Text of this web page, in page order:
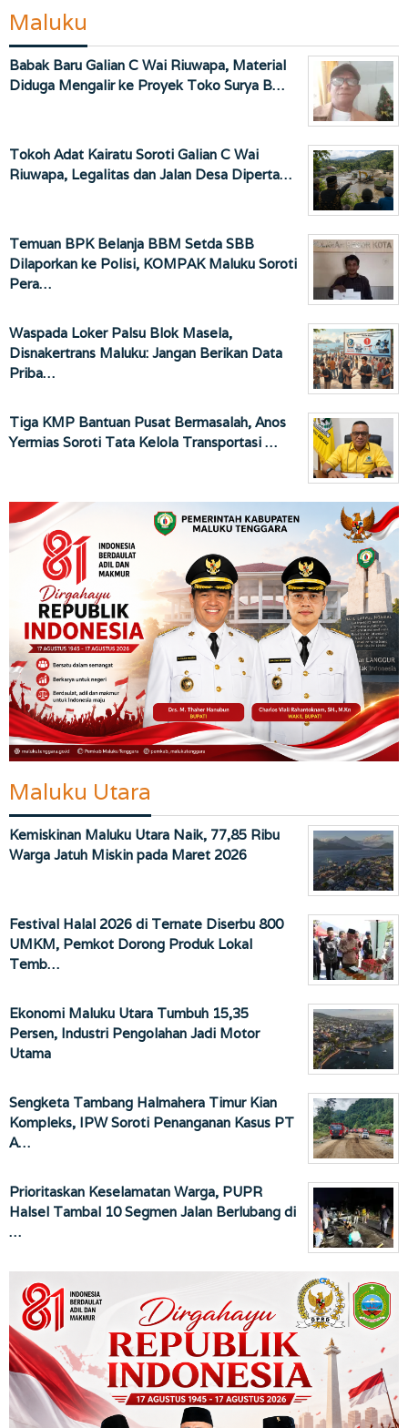
Maluku
Babak Baru Galian C Wai Riuwapa, Material
Diduga Mengalir ke Proyek Toko Surya B…
Tokoh Adat Kairatu Soroti Galian C Wai
Riuwapa, Legalitas dan Jalan Desa Diperta…
Temuan BPK Belanja BBM Setda SBB
Dilaporkan ke Polisi, KOMPAK Maluku Soroti
Pera…
Waspada Loker Palsu Blok Masela,
Disnakertrans Maluku: Jangan Berikan Data
Priba…
Tiga KMP Bantuan Pusat Bermasalah, Anos
Yermias Soroti Tata Kelola Transportasi …
Maluku Utara
Kemiskinan Maluku Utara Naik, 77,85 Ribu
Warga Jatuh Miskin pada Maret 2026
Festival Halal 2026 di Ternate Diserbu 800
UMKM, Pemkot Dorong Produk Lokal
Temb…
Ekonomi Maluku Utara Tumbuh 15,35
Persen, Industri Pengolahan Jadi Motor
Utama
Sengketa Tambang Halmahera Timur Kian
Kompleks, IPW Soroti Penanganan Kasus PT
A…
Prioritaskan Keselamatan Warga, PUPR
Halsel Tambal 10 Segmen Jalan Berlubang di
…